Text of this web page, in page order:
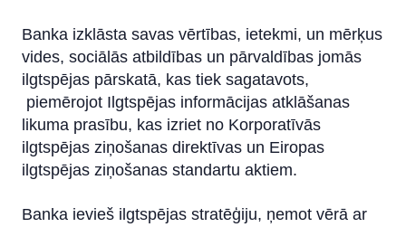
Banka izklāsta savas vērtības, ietekmi, un mērķus
vides, sociālās atbildības un pārvaldības jomās
ilgtspējas pārskatā, kas tiek sagatavots,
piemērojot Ilgtspējas informācijas atklāšanas
likuma prasību, kas izriet no Korporatīvās
ilgtspējas ziņošanas direktīvas un Eiropas
ilgtspējas ziņošanas standartu aktiem.
Banka ievieš ilgtspējas stratēģiju, ņemot vērā ar